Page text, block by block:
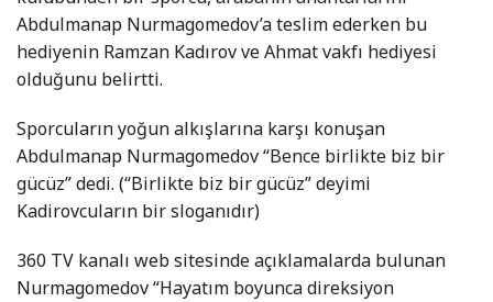
Abdulmanap Nurmagomedov’a teslim ederken bu
hediyenin Ramzan Kadırov ve Ahmat vakfı hediyesi
olduğunu belirtti.
Sporcuların yoğun alkışlarına karşı konuşan
Abdulmanap Nurmagomedov “Bence birlikte biz bir
gücüz” dedi. (“Birlikte biz bir gücüz” deyimi
Kadirovcuların bir sloganıdır)
360 TV kanalı web sitesinde açıklamalarda bulunan
Nurmagomedov “Hayatım boyunca direksiyon